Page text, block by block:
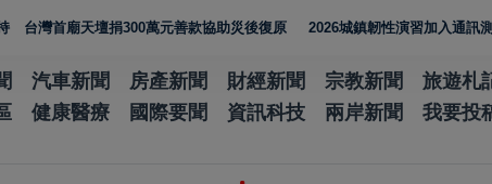
壇捐300萬元善款協助災後復原 2026城鎮韌性演習加入通訊測試 NCC
汽車新聞 房產新聞 財經新聞 宗教新聞 旅遊札
健康醫療 國際要聞 資訊科技 兩岸新聞 我要投